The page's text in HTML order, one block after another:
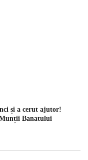
și a cerut ajutor!
Banatului